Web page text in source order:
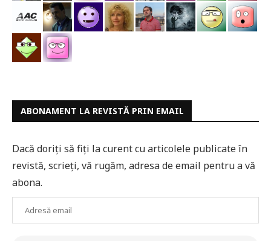
ABONAMENT LA REVISTĂ PRIN EMAIL
Dacă doriți să fiți la curent cu articolele publicate în
revistă, scrieți, vă rugăm, adresa de email pentru a vă
abona.
Adresă